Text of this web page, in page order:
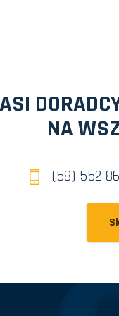
NA
(58) 552